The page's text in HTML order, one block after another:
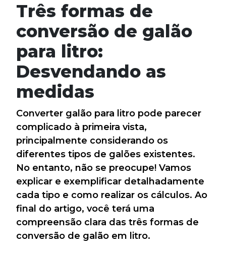
Três formas de
conversão de galão
para litro:
Desvendando as
medidas
Converter galão para litro pode parecer
complicado à primeira vista,
principalmente considerando os
diferentes tipos de galões existentes.
No entanto, não se preocupe! Vamos
explicar e exemplificar detalhadamente
cada tipo e como realizar os cálculos. Ao
final do artigo, você terá uma
compreensão clara das três formas de
conversão de galão em litro.